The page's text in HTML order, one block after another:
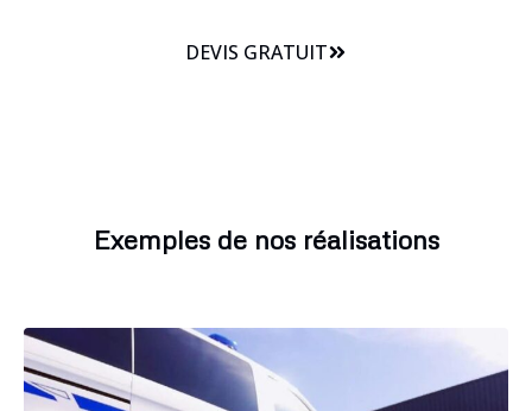
DEVIS GRATUIT
Exemples de nos réalisations